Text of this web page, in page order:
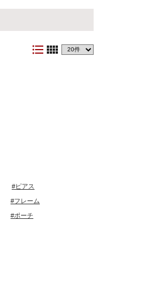
format_list_bulleted view_comfy
#ピアス
#フレーム
#ポーチ